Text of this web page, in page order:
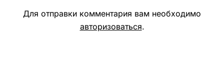
Для отправки комментария вам необходимо
авторизоваться.